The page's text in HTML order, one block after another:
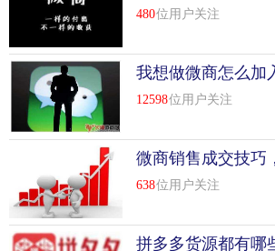
480位用户关注
我想做微商怎么加
么做？
12598位用户关注
微商销售成交技巧
商“成交率低”
638位用户关注
拼多多货源都有哪